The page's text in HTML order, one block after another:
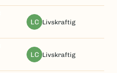
LC livskraftig
LC livskraftig